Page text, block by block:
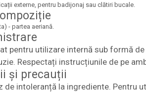
externe, pentru badijonaj sau clătiri bucale.
- partea aeriană.
pentru utilizare internă sub formă
Respectați instrucțiunile de pe
și precauții
de intoleranță la ingrediente. Pentru